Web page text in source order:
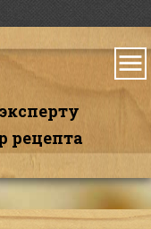
рецепта